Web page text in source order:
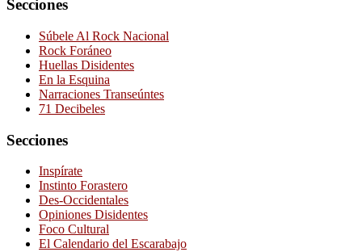
Secciones
Súbele Al Rock Nacional
Rock Foráneo
Huellas Disidentes
En la Esquina
Narraciones Transeúntes
71 Decibeles
Secciones
Inspírate
Instinto Forastero
Des-Occidentales
Opiniones Disidentes
Foco Cultural
El Calendario del Escarabajo